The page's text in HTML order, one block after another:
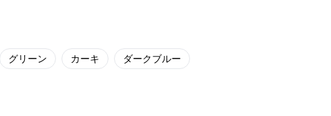
グリーン カーキ ダークブルー